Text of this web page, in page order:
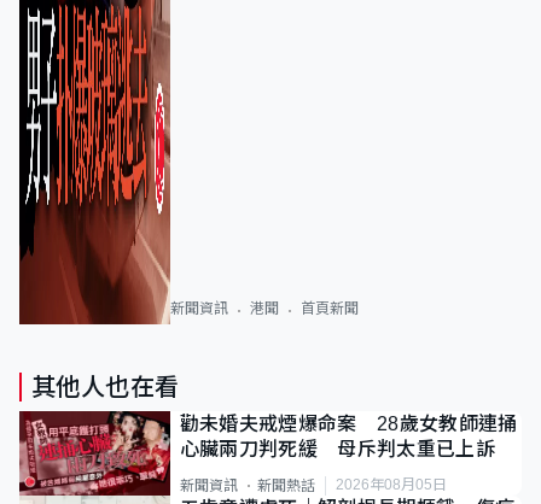
新聞資訊 港聞 首頁新聞
其他人也在看
勸未婚夫戒煙爆命案 28歲女教師連捅
心臟兩刀判死緩 母斥判太重已上訴
新聞資訊 新聞熱話 2026年08月05日